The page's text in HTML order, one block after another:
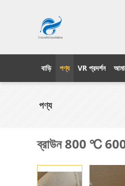
বাড়ি পণ্য VR প্রদর্শন
পণ্য
ব্রাউন 800 ℃ 600g